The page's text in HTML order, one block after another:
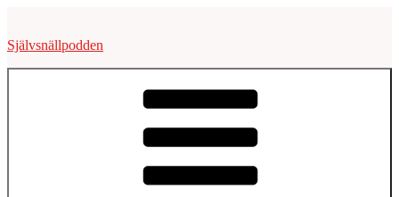
innehåll
Självsnällpodden